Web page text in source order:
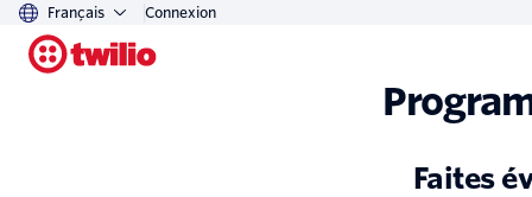
Français Connexion
Faites